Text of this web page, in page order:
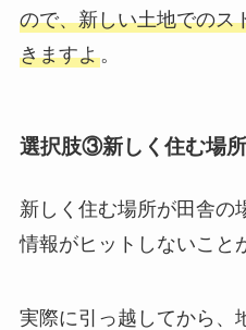
ので、新しい土地でのス
きますよ。
選択肢③新しく住む場
新しく住む場所が田舎の
情報がヒットしないこと
実際に引っ越してから、